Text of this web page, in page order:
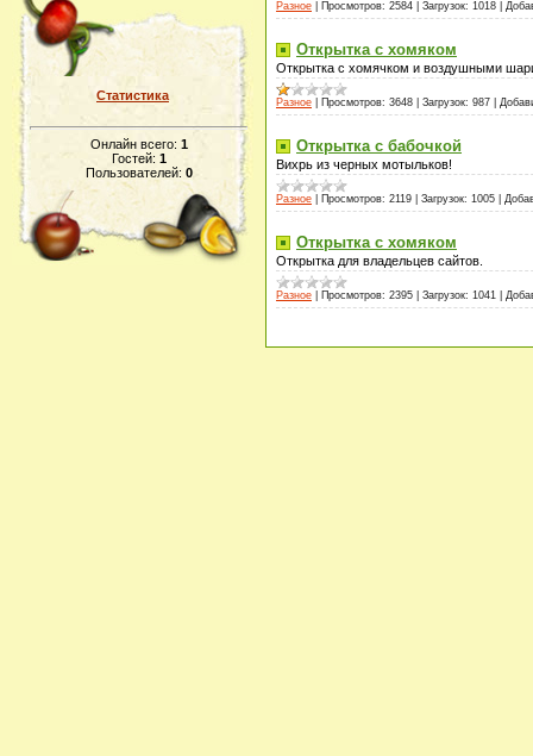
Статистика
Онлайн всего: 1
Гостей: 1
Пользователей: 0
Разное Просмотров: 2584 Загрузок: 1018
Открытка с хомяком
Открытка с хомячком и воздушными
Разное Просмотров: 3648 Загрузок: 987
Открытка с бабочкой
Вихрь из черных мотыльков!
Разное Просмотров: 2119 Загрузок: 1005
Открытка с хомяком
Открытка для владельцев сайтов.
Разное Просмотров: 2395 Загрузок: 1041